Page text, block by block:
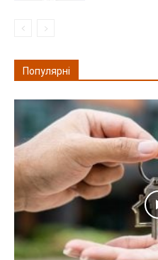
Популярні